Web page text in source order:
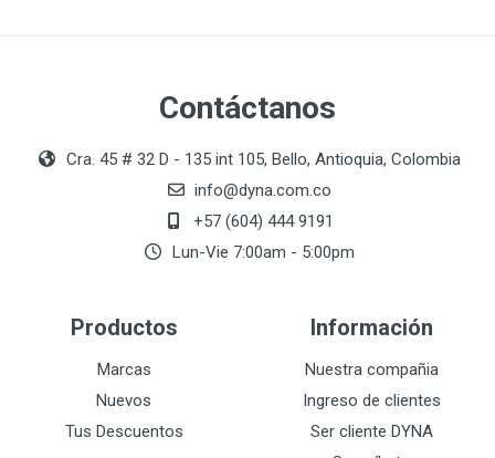
Contáctanos
Cra. 45 # 32 D - 135 int 105, Bello, Antioquia, Colombia
info@dyna.com.co
+57 (604) 444 9191
Lun-Vie 7:00am - 5:00pm
Productos
Marcas
Nuevos
Tus Descuentos
Información
Nuestra compañia
Ingreso de clientes
Ser cliente DYNA